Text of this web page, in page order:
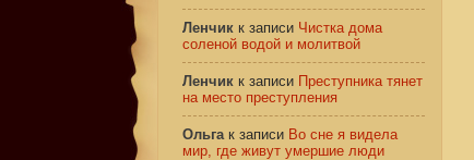
Ленчик к записи Чистка дома
соленой водой и молитвой
Ленчик к записи Преступника тянет
на место преступления
Ольгак записи Во сне я видела
мир, где живут умершие люди